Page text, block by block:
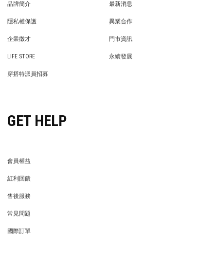
品牌簡介
最新消息
隱私權保護
異業合作
企業徵才
門市資訊
LIFE STORE
永續發展
穿搭特派員招募
GET HELP
會員權益
紅利回饋
售後服務
常見問題
國際訂單